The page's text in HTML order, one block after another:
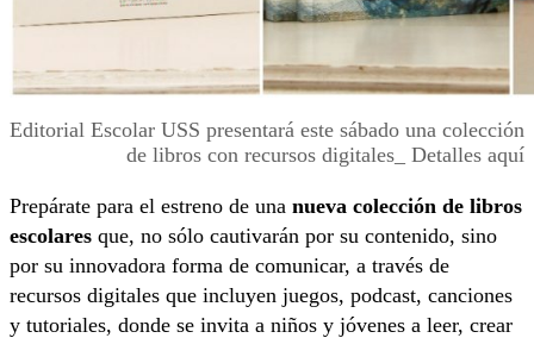
Editorial Escolar USS presentará este sábado una colección
de libros con recursos digitales_ Detalles aquí
Prepárate para el estreno de una nueva colección de libros
escolares que, no sólo cautivarán por su contenido, sino
por su innovadora forma de comunicar, a través de
recursos digitales que incluyen juegos, podcast, canciones
y tutoriales, donde se invita a niños y jóvenes a leer, crear